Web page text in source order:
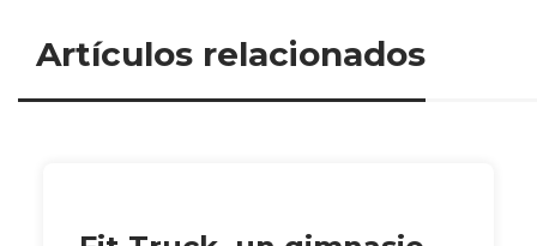
Artículos relacionados